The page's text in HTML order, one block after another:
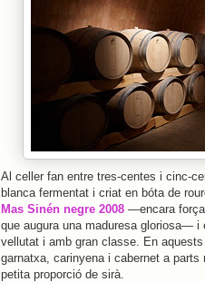
Al celler fan entre tres-centes i cinc-
blanca fermentat i criat en bóta de
Mas Sinén negre 2008 —encara
que augura una maduresa gloriosa— i
vellutat i amb gran classe. En
garnatxa, carinyena i cabernet a
petita proporció de sirà.